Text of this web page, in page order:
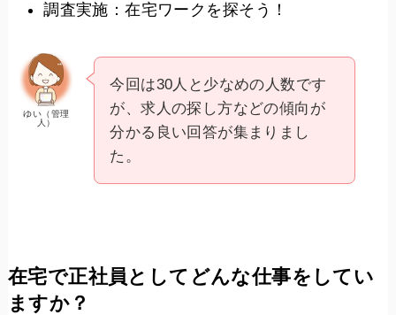
調査実施：在宅ワークを探そう！
ゆい（管理
人）
今回は30人と少なめの人数です
が、求人の探し方などの傾向が
分かる良い回答が集まりまし
た。
在宅で正社員としてどんな仕事をしてい
ますか？